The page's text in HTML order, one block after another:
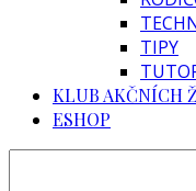
TIPY
KLUB AKČNÍCH
ESHOP